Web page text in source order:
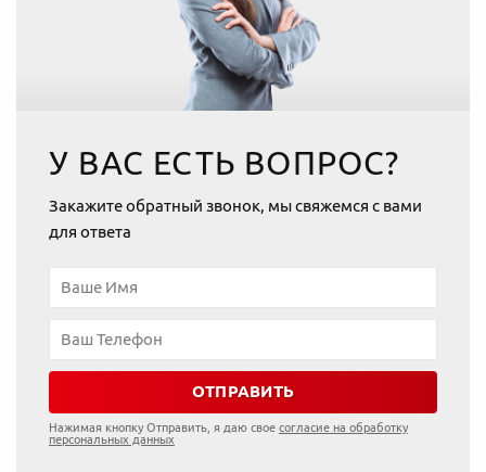
У ВАС ЕСТЬ ВОПРОС?
Закажите обратный звонок, мы свяжемся с вами
для ответа
ОТПРАВИТЬ
Нажимая кнопку Отправить, я даю свое согласие на обработку
персональных данных